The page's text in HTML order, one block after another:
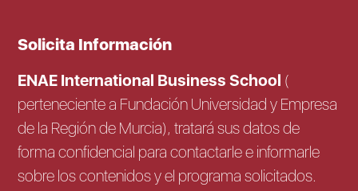
Solicita Información
ENAE International Business School (
perteneciente a Fundación Universidad y Empresa
de la Región de Murcia), tratará sus datos de
forma confidencial para contactarle e informarle
sobre los contenidos y el programa solicitados.